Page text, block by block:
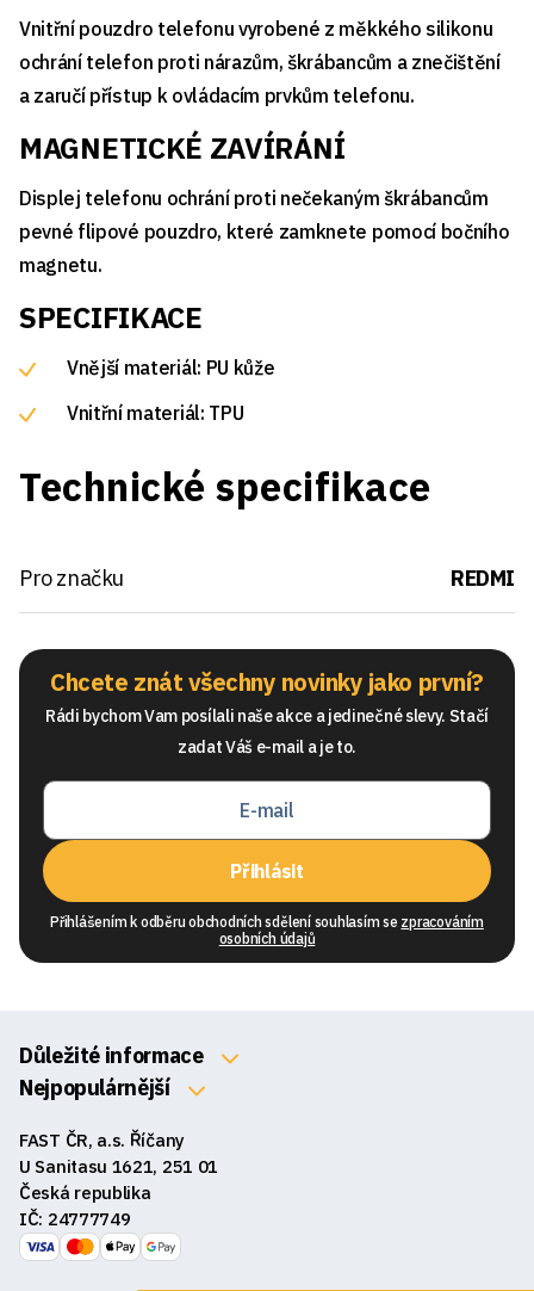
Vnitřní pouzdro telefonu vyrobené z měkkého silikonu
ochrání telefon proti nárazům, škrábancům a znečištění
a zaručí přístup k ovládacím prvkům telefonu.
MAGNETICKÉ ZAVÍRÁNÍ
Displej telefonu ochrání proti nečekaným škrábancům
pevné flipové pouzdro, které zamknete pomocí bočního
magnetu.
SPECIFIKACE
Vnější materiál: PU kůže
Vnitřní materiál: TPU
Technické specifikace
Pro značku REDMI
Chcete znát všechny novinky jako první?
Rádi bychom Vam posílali naše akce a jedinečné slevy. Stačí
zadat Váš e-mail a je to.
Přihlásit
Přihlášením k odběru obchodních sdělení souhlasím se zpracováním
osobních údajů
Důležité informace
O nás
Obchodní podmínky
Reklamace a vrácení zboží
GDPR
Nejpopulárnější
Sluchátka
Reproduktory
FAST ČR, a.s. Říčany
U Sanitasu 1621, 251 01
Česká republika
IČ: 24777749